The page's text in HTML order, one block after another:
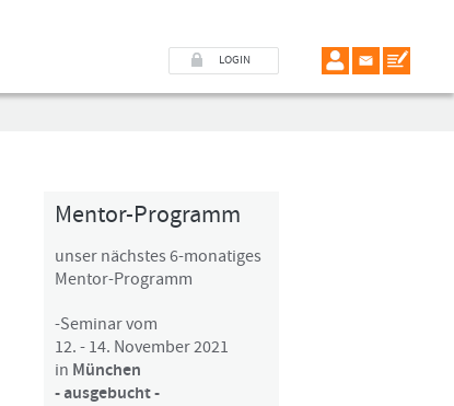
LOGIN
Mentor-Programm
unser nächstes 6-monatiges
Mentor-Programm
-Seminar vom
12. - 14. November 2021
in München
- ausgebucht -